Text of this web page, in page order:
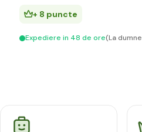
+ 8 puncte
Expediere in 48 de ore(La